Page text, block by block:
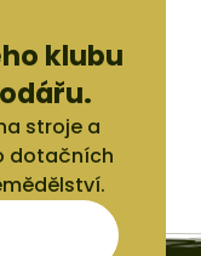
klubu
stroje a
dotačních